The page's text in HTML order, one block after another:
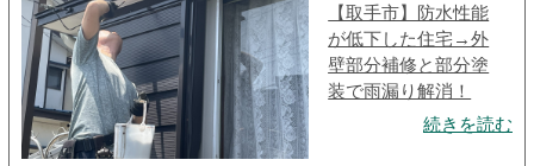
【取手市】防水性能
が低下した住宅→外
壁部分補修と部分塗
装で雨漏り解消！
続きを読む